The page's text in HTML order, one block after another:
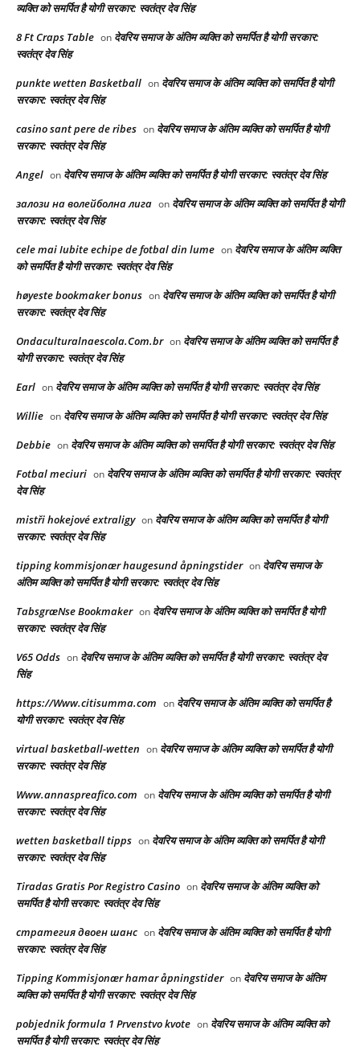
व्यक्ति को समर्पित है योगी सरकार: स्वतंत्र देव सिंह
8 Ft Craps Table on देवरिय समाज के अंतिम व्यक्ति को समर्पित है योगी सरकार:
स्वतंत्र देव सिंह
punkte wetten Basketball on देवरिय समाज के अंतिम व्यक्ति को समर्पित है योगी
सरकार: स्वतंत्र देव सिंह
casino sant pere de ribes on देवरिय समाज के अंतिम व्यक्ति को समर्पित है योगी
सरकार: स्वतंत्र देव सिंह
Angel on देवरिय समाज के अंतिम व्यक्ति को समर्पित है योगी सरकार: स्वतंत्र देव सिंह
залози на волейболна лига on देवरिय समाज के अंतिम व्यक्ति को समर्पित है योगी
सरकार: स्वतंत्र देव सिंह
cele mai Iubite echipe de fotbal din lume on देवरिय समाज के अंतिम व्यक्ति
को समर्पित है योगी सरकार: स्वतंत्र देव सिंह
høyeste bookmaker bonus on देवरिय समाज के अंतिम व्यक्ति को समर्पित है योगी
सरकार: स्वतंत्र देव सिंह
Ondaculturalnaescola.Com.br on देवरिय समाज के अंतिम व्यक्ति को समर्पित है
योगी सरकार: स्वतंत्र देव सिंह
Earl on देवरिय समाज के अंतिम व्यक्ति को समर्पित है योगी सरकार: स्वतंत्र देव सिंह
Willie on देवरिय समाज के अंतिम व्यक्ति को समर्पित है योगी सरकार: स्वतंत्र देव सिंह
Debbie on देवरिय समाज के अंतिम व्यक्ति को समर्पित है योगी सरकार: स्वतंत्र देव सिंह
Fotbal meciuri on देवरिय समाज के अंतिम व्यक्ति को समर्पित है योगी सरकार: स्वतंत्र
देव सिंह
mistři hokejové extraligy on देवरिय समाज के अंतिम व्यक्ति को समर्पित है योगी
सरकार: स्वतंत्र देव सिंह
tipping kommisjonær haugesund åpningstider on देवरिय समाज के
अंतिम व्यक्ति को समर्पित है योगी सरकार: स्वतंत्र देव सिंह
TabsgræNse Bookmaker on देवरिय समाज के अंतिम व्यक्ति को समर्पित है योगी
सरकार: स्वतंत्र देव सिंह
V65 Odds on देवरिय समाज के अंतिम व्यक्ति को समर्पित है योगी सरकार: स्वतंत्र देव
सिंह
https://Www.citisumma.com on देवरिय समाज के अंतिम व्यक्ति को समर्पित है
योगी सरकार: स्वतंत्र देव सिंह
virtual basketball-wetten on देवरिय समाज के अंतिम व्यक्ति को समर्पित है योगी
सरकार: स्वतंत्र देव सिंह
Www.annaspreafico.com on देवरिय समाज के अंतिम व्यक्ति को समर्पित है योगी
सरकार: स्वतंत्र देव सिंह
wetten basketball tipps on देवरिय समाज के अंतिम व्यक्ति को समर्पित है योगी
सरकार: स्वतंत्र देव सिंह
Tiradas Gratis Por Registro Casino on देवरिय समाज के अंतिम व्यक्ति को
समर्पित है योगी सरकार: स्वतंत्र देव सिंह
стратегия двоен шанс on देवरिय समाज के अंतिम व्यक्ति को समर्पित है योगी
सरकार: स्वतंत्र देव सिंह
Tipping Kommisjonær hamar åpningstider on देवरिय समाज के अंतिम
व्यक्ति को समर्पित है योगी सरकार: स्वतंत्र देव सिंह
pobjednik formula 1 Prvenstvo kvote on देवरिय समाज के अंतिम व्यक्ति को
समर्पित है योगी सरकार: स्वतंत्र देव सिंह